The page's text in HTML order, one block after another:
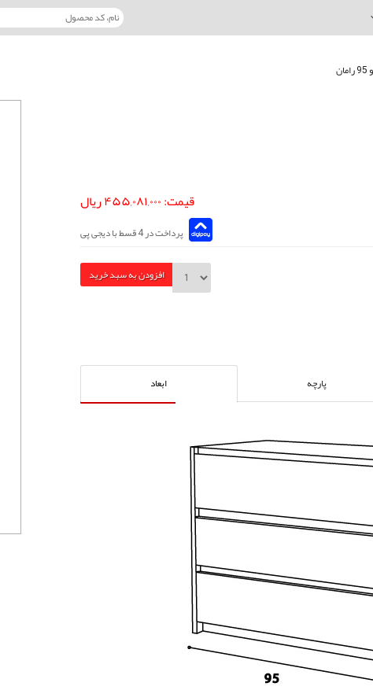
قیمت: ۴۵۵,۰۸۱,۰۰۰ ریال
پرداخت در 4 قسط با دیجی پی
افزودن به سبد خرید
پارچه ابعاد